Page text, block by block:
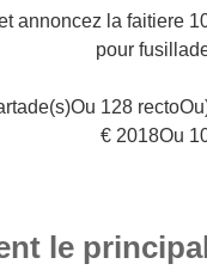
annoncez la faitiere
pour
128 rectoOu
2018Ou 10
le